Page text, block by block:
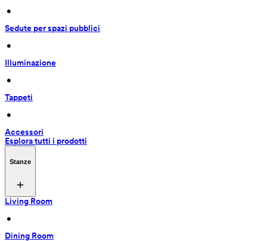
•
Sedute per spazi pubblici
•
Illuminazione
•
Tappeti
•
Accessori
Esplora tutti i prodotti
Stanze
Living Room
•
Dining Room